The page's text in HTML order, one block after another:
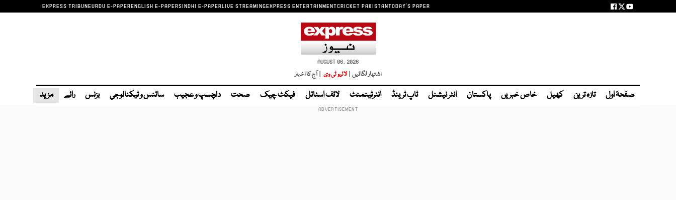
EXPRESS TRIBUNEURDU E-PAPERENGLISH E-PAPERSINDHI E-PAPERLIVE STREAMINGEXPRESS ENTERTAINMENTCRICKET PAKISTANTODAY'S PAPER
AUGUST 06, 2026
اشتہار لگائیں | لائیو ٹی وی | آج کا اخبار
صفحۂ اول تازہ ترین کھیل خاص خبریں پاکستان انٹر نیشنل ٹاپ ٹرینڈ انٹرٹینمنٹ لائف اسٹائل فیکٹ چیک صحت دلچسپ و عجیب سائنس و ٹیکنالوجی بزنس رائے مزید